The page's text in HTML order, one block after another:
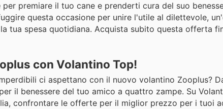
premiare il tuo cane e prenderti cura del suo
questa occasione per unire l'utile al dilettevole,
tua spesa quotidiana. Acquista subito questa offerta
con Volantino Top!
ci aspettano con il nuovo volantino Zooplus?
il benessere del tuo amico a quattro zampe. Su
confrontare le offerte per il miglior prezzo per i tuoi